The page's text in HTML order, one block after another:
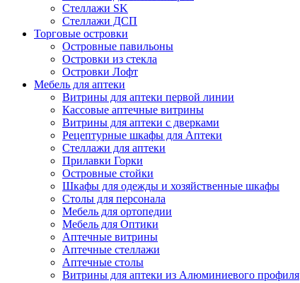
Стеллажи SK
Стеллажи ДСП
Торговые островки
Островные павильоны
Островки из стекла
Островки Лофт
Мебель для аптеки
Витрины для аптеки первой линии
Кассовые аптечные витрины
Витрины для аптеки с дверками
Рецептурные шкафы для Аптеки
Стеллажи для аптеки
Прилавки Горки
Островные стойки
Шкафы для одежды и хозяйственные шкафы
Столы для персонала
Мебель для ортопедии
Мебель для Оптики
Аптечные витрины
Аптечные стеллажи
Аптечные столы
Витрины для аптеки из Алюминиевого профиля